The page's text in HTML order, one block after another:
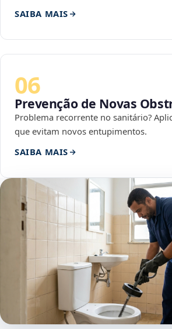
SAIBA MAIS
06
Prevenção de Novas
Problema recorrente no sanitário?
que evitam novos entupimentos.
SAIBA MAIS